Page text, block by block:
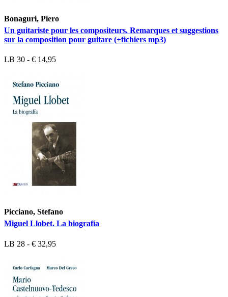
Bonaguri, Piero
Un guitariste pour les compositeurs. Remarques et suggestions
sur la composition pour guitare (+fichiers mp3)
LB 30 - € 14,95
Picciano, Stefano
Miguel Llobet. La biografía
LB 28 - € 32,95